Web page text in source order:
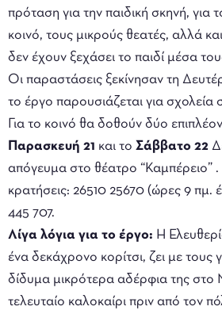
πρόταση για την παιδική σκηνή, για
κοινό, τους μικρούς θεατές, αλλά
δεν έχουν ξεχάσει το παιδί μέσα
Οι παραστάσεις ξεκίνησαν τη
το έργο παρουσιάζεται για
Για το κοινό θα δοθούν δύο
Παρασκευή 21 και το Σάββατο 22
απόγευμα στο θέατρο “Καμπέρειο”
κρατήσεις: 26510 25670 (ώρες 9 πμ.
445 707.
Λίγα λόγια για το έργο: Η
ένα δεκάχρονο κορίτσι, ζει με τους
δίδυμα μικρότερα αδέρφια της στο
τελευταίο καλοκαίρι πριν από τον